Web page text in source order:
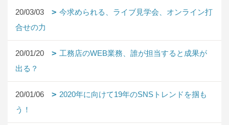
20/03/03
今求められる、ライブ見学会、オンライン打
合せの力
20/01/20
工務店のWEB業務、誰が担当すると成果が
出る？
20/01/06
2020年に向けて19年のSNSトレンドを掴も
う！